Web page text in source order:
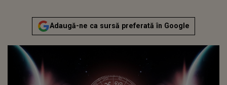
Adaugă-ne ca sursă preferată în Google